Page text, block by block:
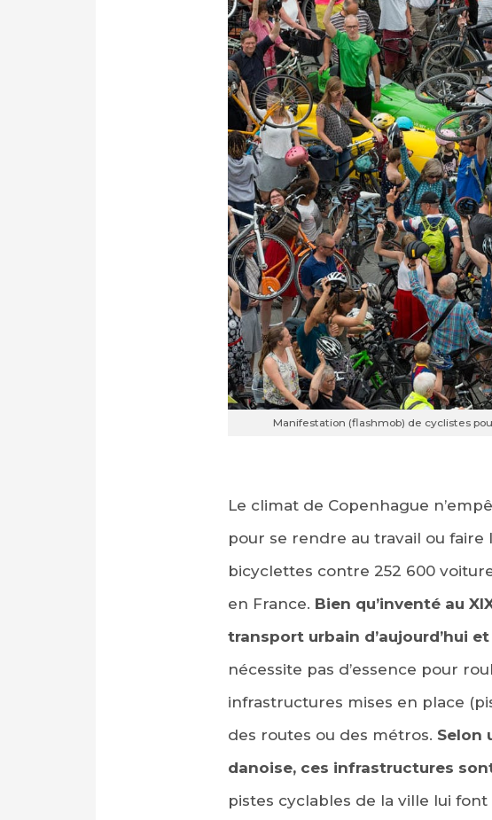
Manifestation (flashmob) de cyclistes
Le climat de Copenhague
pour se rendre au travail ou faire
bicyclettes contre 252 600
en France. Bien qu’inventé au
transport urbain d’aujourd’hui
nécessite pas d’essence pour
infrastructures mises en place
des routes ou des métros. Selon
danoise, ces infrastructures
pistes cyclables de la ville lui font